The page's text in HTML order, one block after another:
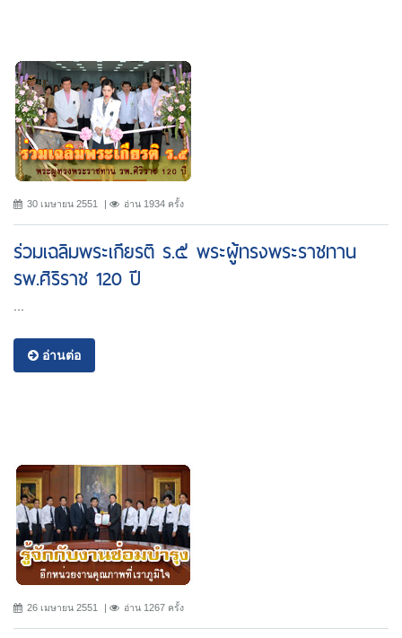
30 เมษายน 2551 อ่าน 1934 ครั้ง
ร่วมเฉลิมพระเกียรติ ร.๕ พระผู้ทรงพระราชทาน
รพ.ศิริราช 120 ปี
อ่านต่อ
26 เมษายน 2551 อ่าน 1267 ครั้ง